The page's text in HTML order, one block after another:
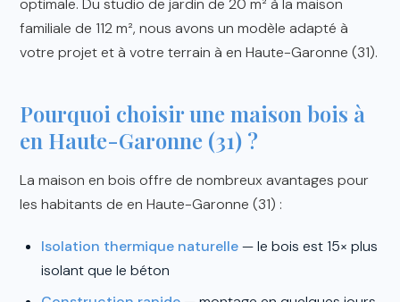
optimale. Du studio de jardin de 20 m² à la maison
familiale de 112 m², nous avons un modèle adapté à
votre projet et à votre terrain à en Haute-Garonne (31).
Pourquoi choisir une maison bois à
en Haute-Garonne (31) ?
La maison en bois offre de nombreux avantages pour
les habitants de en Haute-Garonne (31) :
Isolation thermique naturelle— le bois est 15× plus
isolant que le béton